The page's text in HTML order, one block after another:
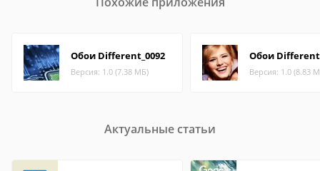
Обои Different_0092
Версия: 1.0 (7.38 МБ)
Обои
Версия: 1.0 (8.83
Актуальные статьи